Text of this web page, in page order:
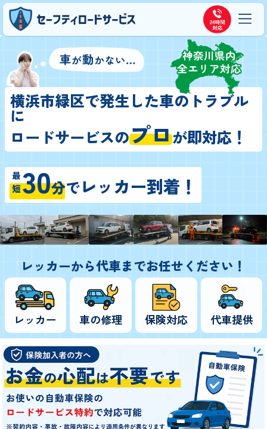
横浜市緑区で発生した車のトラブル
に
ロードサービスのプロが即対応！
最短30分でレッカー到着！
レッカーから代車までお任せください！
レッカー 車の修理 保険対応 代車提供